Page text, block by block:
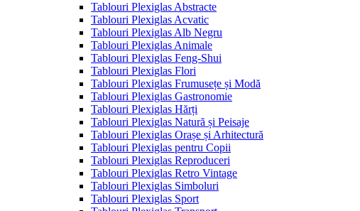
Tablouri Plexiglas Abstracte
Tablouri Plexiglas Acvatic
Tablouri Plexiglas Alb Negru
Tablouri Plexiglas Animale
Tablouri Plexiglas Feng-Shui
Tablouri Plexiglas Flori
Tablouri Plexiglas Frumusețe și Modă
Tablouri Plexiglas Gastronomie
Tablouri Plexiglas Hărți
Tablouri Plexiglas Natură și Peisaje
Tablouri Plexiglas Orașe și Arhitectură
Tablouri Plexiglas pentru Copii
Tablouri Plexiglas Reproduceri
Tablouri Plexiglas Retro Vintage
Tablouri Plexiglas Simboluri
Tablouri Plexiglas Sport